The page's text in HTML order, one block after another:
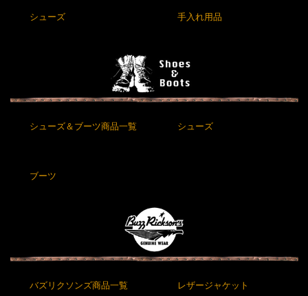
シューズ 手入れ用品
シューズ＆ブーツ商品一覧 シューズ
ブーツ
バズリクソンズ商品一覧 レザージャケット